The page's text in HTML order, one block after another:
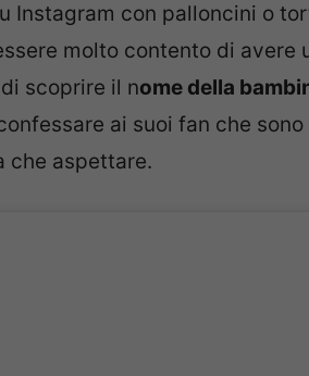
Instagram con palloncini o
molto contento di avere
scoprire il nome della
ai suoi fan che sono
che aspettare.